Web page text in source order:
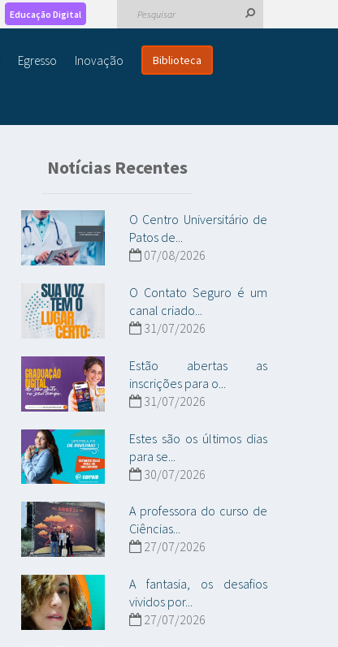
Educação Digital
Egresso Inovação Biblioteca
Notícias Recentes
O Centro Universitário de
Patos de...
07/08/2026
O Contato Seguro é um
canal criado...
31/07/2026
Estão abertas as
inscrições para o...
31/07/2026
Estes são os últimos dias
para se...
30/07/2026
A professora do curso de
Ciências...
27/07/2026
A fantasia, os desafios
vividos por...
27/07/2026